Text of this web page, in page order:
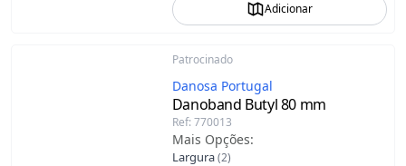
Adicionar
Patrocinado
Danosa Portugal
Danoband Butyl80 mm
Ref: 770013
Mais Opções:
Largura(2)